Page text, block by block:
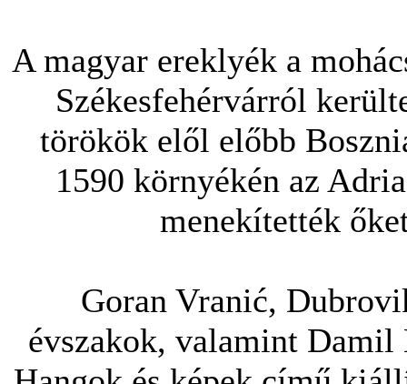
A magyar ereklyék a
Székesfehérvárról
törökök elől előbb
1590 környékén az
menekítették
Goran Vranić,
évszakok, valamint Damil